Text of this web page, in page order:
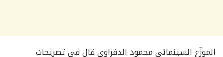
الموزّع السينمائي محمود الدفراوي قال في تصريحات